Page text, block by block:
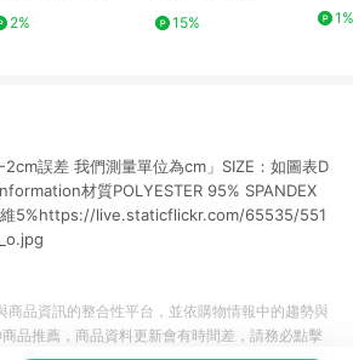
2%
15%
1%
2cm誤差 我們測量單位為cm」SIZE：如圖表D
材質POLYESTER 95% SPANDEX
維5%https://live.staticflickr.com/65535/551
商品資訊的整合性平台，並依購物情報中的趨勢與
品推薦，商品資料更新會有時間差，請務必點擊